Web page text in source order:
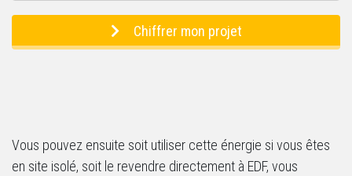
Chiffrer mon projet
Vous pouvez ensuite soit utiliser cette énergie si vous êtes
en site isolé, soit le revendre directement à EDF, vous